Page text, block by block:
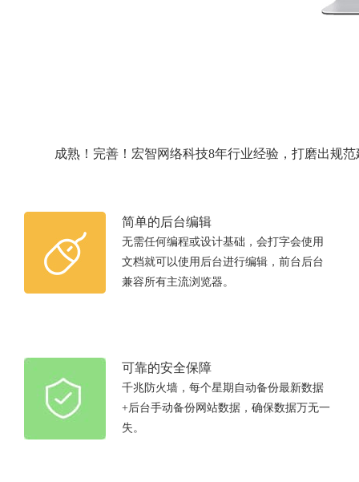
成熟！完善！宏智网络科技8年行业经验，打磨出规
简单的后台编辑
无需任何编程或设计基础，会打字会使用
文档就可以使用后台进行编辑，前台后台
兼容所有主流浏览器。
可靠的安全保障
千兆防火墙，每个星期自动备份最新数据
+后台手动备份网站数据，确保数据万无一
失。